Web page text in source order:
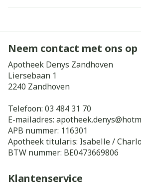
Neem contact met ons op
Apotheek Denys Zandhoven
Liersebaan 1
2240 Zandhoven
Telefoon: 03 484 31 70
E-mailadres: apotheek.denys@
APB nummer: 116301
Apotheek titularis: Isabelle /
BTW nummer: BE0473669806
Klantenservice